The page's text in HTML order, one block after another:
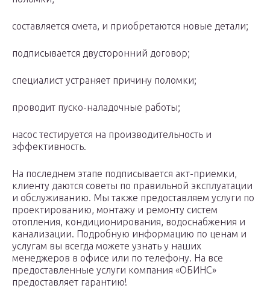
составляется смета, и приобретаются новые детали;
подписывается двусторонний договор;
специалист устраняет причину поломки;
проводит пуско-наладочные работы;
насос тестируется на производительность и
эффективность.
На последнем этапе подписывается акт-приемки,
клиенту даются советы по правильной эксплуатации
и обслуживанию. Мы также предоставляем услуги по
проектированию, монтажу и ремонту систем
отопления, кондиционирования, водоснабжения и
канализации. Подробную информацию по ценам и
услугам вы всегда можете узнать у наших
менеджеров в офисе или по телефону. На все
предоставленные услуги компания «ОБИНС»
предоставляет гарантию!